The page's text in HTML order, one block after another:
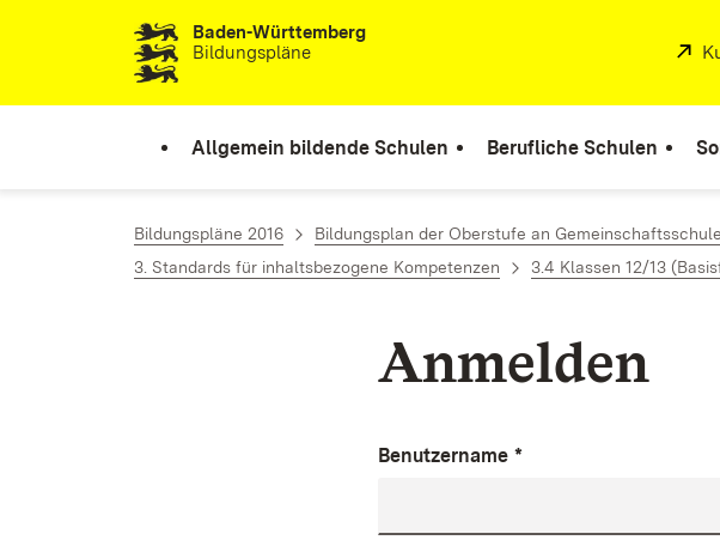
Zum Inhalt springenBaden-Württemberg
Bildungspläne
Allgemein bildende Schulen Berufliche Schulen
Bildungspläne 2016 Bildungsplan der Oberstufe an
3. Standards für inhaltsbezogene Kompetenzen
3.4 Klassen 12/13
Anmelden
Benutzername *